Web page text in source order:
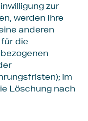
zur
werden Ihre
anderen
die
im
Löschung nach